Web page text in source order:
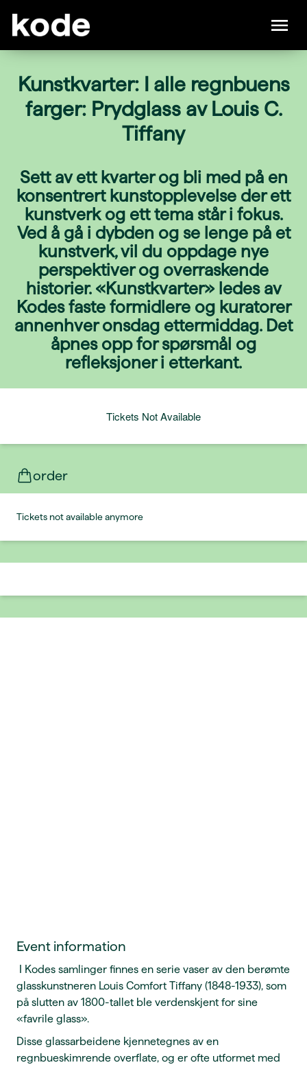
Kunstkvarter: I alle regnbuens
farger: Prydglass av Louis C.
Tiffany
Sett av ett kvarter og bli med på en
konsentrert kunstopplevelse der ett
kunstverk og ett tema står i fokus.
Ved å gå i dybden og se lenge på et
kunstverk, vil du oppdage nye
perspektiver og overraskende
historier. «Kunstkvarter» ledes av
Kodes faste formidlere og kuratorer
annenhver onsdag ettermiddag. Det
åpnes opp for spørsmål og
refleksjoner i etterkant.
Tickets Not Available
order
Tickets not available anymore
Event information
I Kodes samlinger finnes en serie vaser av den berømte
glasskunstneren Louis Comfort Tiffany (1848-1933), som
på slutten av 1800-tallet ble verdenskjent for sine
«favrile glass».
Disse glassarbeidene kjennetegnes av en
regnbueskimrende overflate, og er ofte utformet med